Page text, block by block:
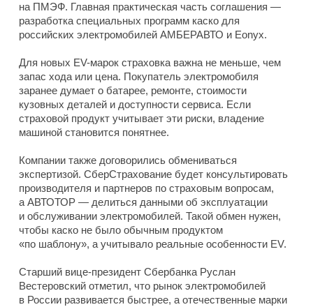
на ПМЭФ. Главная практическая часть соглашения —
разработка специальных программ каско для
российских электромобилей АМБЕРАВТО и Eonyx.
Для новых EV-марок страховка важна не меньше, чем
запас хода или цена. Покупатель электромобиля
заранее думает о батарее, ремонте, стоимости
кузовных деталей и доступности сервиса. Если
страховой продукт учитывает эти риски, владение
машиной становится понятнее.
Компании также договорились обмениваться
экспертизой. СберСтрахование будет консультировать
производителя и партнеров по страховым вопросам,
а АВТОТОР — делиться данными об эксплуатации
и обслуживании электромобилей. Такой обмен нужен,
чтобы каско не было обычным продуктом
«по шаблону», а учитывало реальные особенности EV.
Старший вице-президент Сбербанка Руслан
Вестеровский отметил, что рынок электромобилей
в России развивается быстрее, а отечественные марки